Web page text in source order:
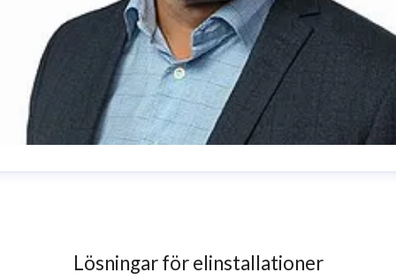
Lösningar för elinstallationer